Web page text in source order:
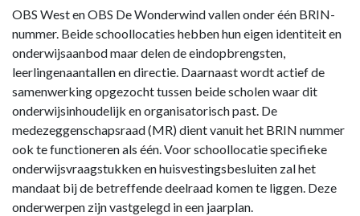
OBS West en OBS De Wonderwind vallen onder één BRIN-
nummer. Beide schoollocaties hebben hun eigen identiteit en
onderwijsaanbod maar delen de eindopbrengsten,
leerlingenaantallen en directie. Daarnaast wordt actief de
samenwerking opgezocht tussen beide scholen waar dit
onderwijsinhoudelijk en organisatorisch past. De
medezeggenschapsraad (MR) dient vanuit het BRIN nummer
ook te functioneren als één. Voor schoollocatie specifieke
onderwijsvraagstukken en huisvestingsbesluiten zal het
mandaat bij de betreffende deelraad komen te liggen. Deze
onderwerpen zijn vastgelegd in een jaarplan.